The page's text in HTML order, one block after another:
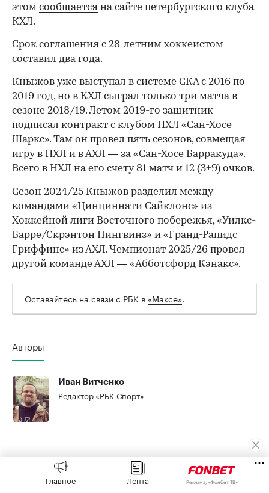
этом сообщается на сайте петербургского клуба
КХЛ.
Срок соглашения с 28-летним хоккеистом
составил два года.
Кныжов уже выступал в системе СКА с 2016 по
2019 год, но в КХЛ сыграл только три матча в
сезоне 2018/19. Летом 2019-го защитник
подписал контракт с клубом НХЛ «Сан-Хосе
Шаркс». Там он провел пять сезонов, совмещая
игру в НХЛ и в АХЛ — за «Сан-Хосе Барракуда».
Всего в НХЛ на его счету 81 матч и 12 (3+9) очков.
Сезон 2024/25 Кныжов разделил между
командами «Цинциннати Сайклонс» из
Хоккейной лиги Восточного побережья, «Уилкс-
Барре/Скрэнтон Пингвинз» и «Гранд-Рапидс
Гриффинс» из АХЛ. Чемпионат 2025/26 провел
другой команде АХЛ — «Абботсфорд Кэнакс».
Оставайтесь на связи с РБК в «Максе».
Авторы
Иван Витченко
Редактор «РБК-Спорт»
Главное Лента Реклама, «Фонбет ТВ»